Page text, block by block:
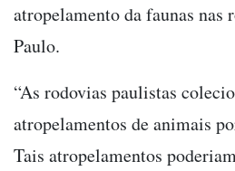
atropelamento da faunas nas
Paulo.
“As rodovias paulistas
atropelamentos de animais
Tais atropelamentos